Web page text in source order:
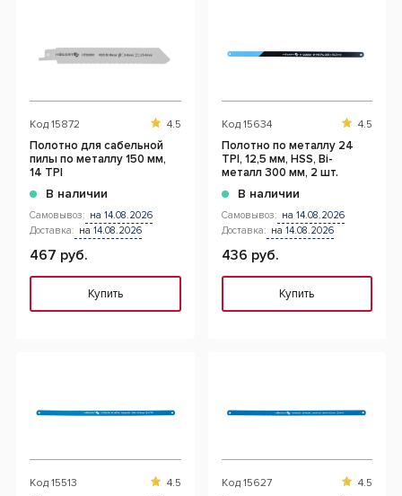
Код 15872 4.5
Полотно для сабельной
пилы по металлу 150 мм,
14 TPI
В наличии
Самовывоз: на 14.08.2026
Доставка: на 14.08.2026
467 руб.
Купить
Код 15634 4.5
Полотно по металлу 24
TPI, 12,5 мм, HSS, Bi-
металл 300 мм, 2 шт.
В наличии
Самовывоз: на 14.08.2026
Доставка: на 14.08.2026
436 руб.
Купить
Код 15513 4.5 Код 15627 4.5